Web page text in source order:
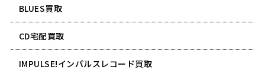
BLUES買取
CD宅配買取
IMPULSE!インパルスレコード買取